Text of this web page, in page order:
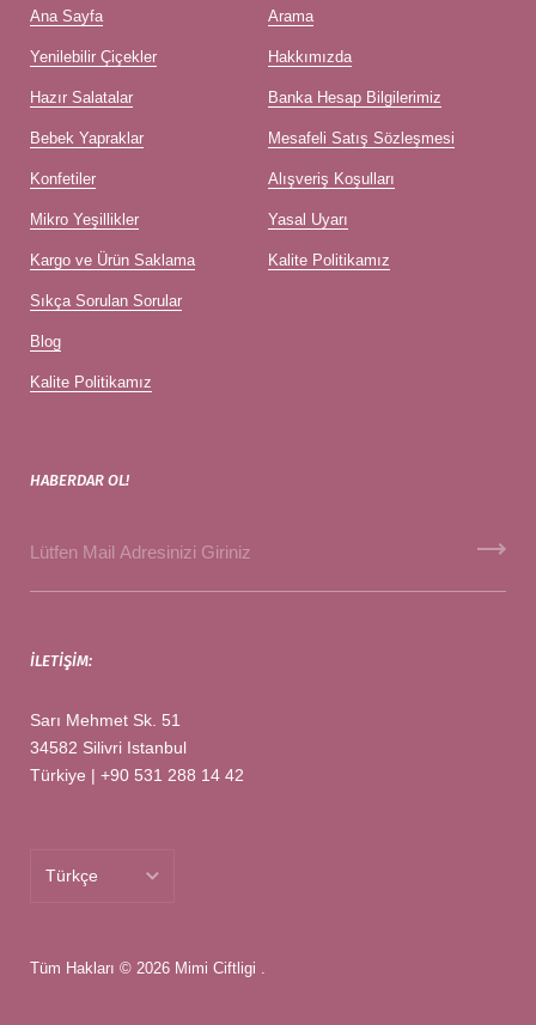
Ana Sayfa
Yenilebilir Çiçekler
Hazır Salatalar
Bebek Yapraklar
Konfetiler
Mikro Yeşillikler
Kargo ve Ürün Saklama
Sıkça Sorulan Sorular
Blog
Kalite Politikamız
Arama
Hakkımızda
Banka Hesap Bilgilerimiz
Mesafeli Satış Sözleşmesi
Alışveriş Koşulları
Yasal Uyarı
Kalite Politikamız
HABERDAR OL!
İLETIŞIM:
Sarı Mehmet Sk. 51
34582 Silivri Istanbul
Türkiye | +90 531 288 14 42
Türkçe
English
Tüm Hakları © 2026 Mimi Ciftligi .